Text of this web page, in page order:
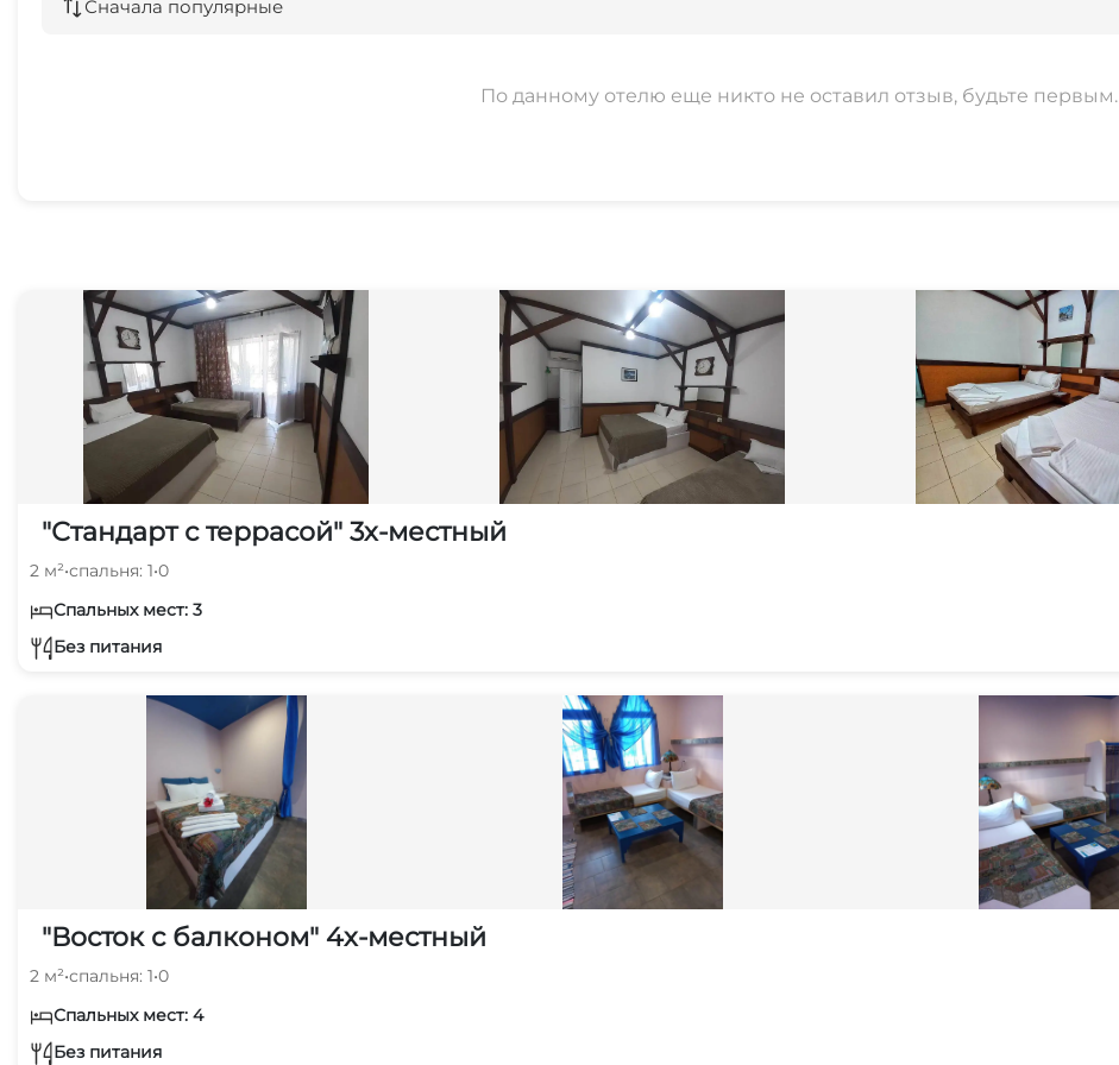
Сначала популярные
По данному отелю еще никто не оставил отзыв, будьте первым.
"Стандарт с террасой" 3х-местный
2 м²•спальня: 1•0
Спальных мест: 3
Без питания
"Восток с балконом" 4х-местный
2 м²•спальня: 1•0
Спальных мест: 4
Без питания